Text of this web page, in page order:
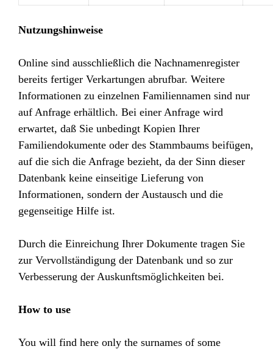
Nutzungshinweise
Online sind ausschließlich die Nachnamenregister
bereits fertiger Verkartungen abrufbar. Weitere
Informationen zu einzelnen Familiennamen sind nur
auf Anfrage erhältlich. Bei einer Anfrage wird
erwartet, daß Sie unbedingt Kopien Ihrer
Familiendokumente oder des Stammbaums beifügen,
auf die sich die Anfrage bezieht, da der Sinn dieser
Datenbank keine einseitige Lieferung von
Informationen, sondern der Austausch und die
gegenseitige Hilfe ist.
Durch die Einreichung Ihrer Dokumente tragen Sie
zur Vervollständigung der Datenbank und so zur
Verbesserung der Auskunftsmöglichkeiten bei.
How to use
You will find here only the surnames of some